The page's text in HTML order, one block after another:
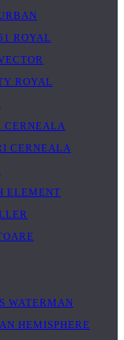
ROYAL
ROYAL
CERNEALA
CERNEALA
ELEMENT
WATERMAN
HEMISPHERE